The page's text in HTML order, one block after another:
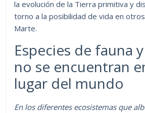
la evolución de la Tierra primitiva y
torno a la posibilidad de vida en
Marte.
Especies de fauna
no se encuentran
lugar del mundo
En los diferentes ecosistemas que